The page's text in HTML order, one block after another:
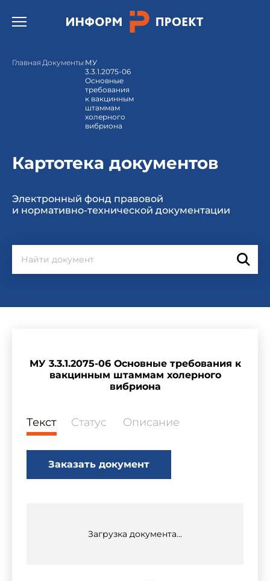
Открыть бургер меню.
Главная Документы МУ
3.3.1.2075-06
Основные
требования
к вакцинным
штаммам
холерного
вибриона
Картотека документов
Электронный фонд правовой
и нормативно-технической документации
МУ 3.3.1.2075-06 Основные требования к
вакцинным штаммам холерного
вибриона
Текст Статус Описание
Заказать документ
Загрузка документа...